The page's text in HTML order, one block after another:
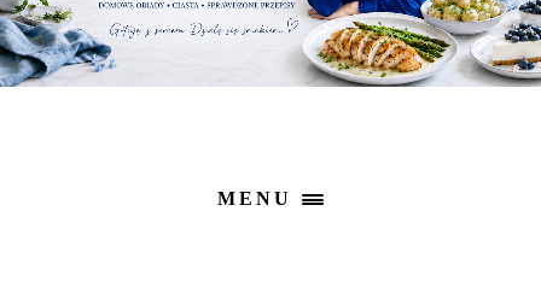
MENU